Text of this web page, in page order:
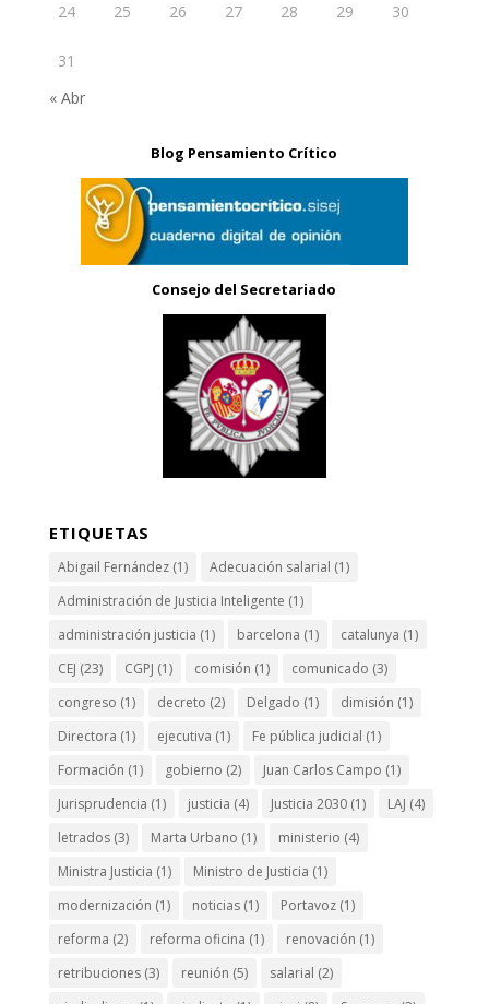
24 25 26 27 28 29 30
31
« Abr
Blog Pensamiento Crítico
Consejo del Secretariado
ETIQUETAS
Abigail Fernández(1) Adecuación salarial (1)
Administración de Justicia Inteligente (1)
administración justicia (1) barcelona (1) catalunya (1)
CEJ (23) CGPJ (1) comisión (1) comunicado (3)
congreso (1) decreto (2) Delgado (1) dimisión (1)
Directora (1) ejecutiva (1) Fe pública judicial (1)
Formación (1) gobierno (2) Juan Carlos Campo (1)
Jurisprudencia (1) justicia (4) Justicia 2030(1) LAJ (4)
letrados(3) Marta Urbano (1) ministerio (4)
Ministra Justicia (1) Ministro de Justicia (1)
modernización (1) noticias(1) Portavoz(1)
reforma (2) reforma oficina (1) renovación (1)
retribuciones(3) reunión (5) salarial (2)